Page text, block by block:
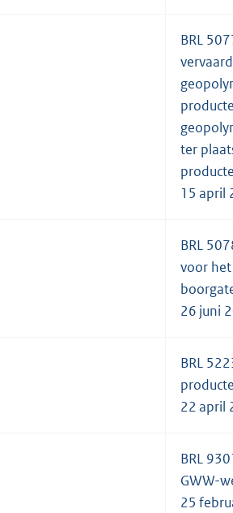
BRL
ter
15 april
BRL
voor
26 juni
BRL
22 april
BRL
GWW-
25